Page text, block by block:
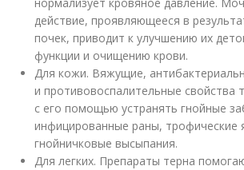
действие, проявляющееся в
почек, приводит к улучшению их
функции и очищению крови.
Для кожи. Вяжущие,
и противовоспалительные свойства
с его помощью устранять гнойные
инфицированные раны, трофические
гнойничковые высыпания.
Для легких. Препараты терна